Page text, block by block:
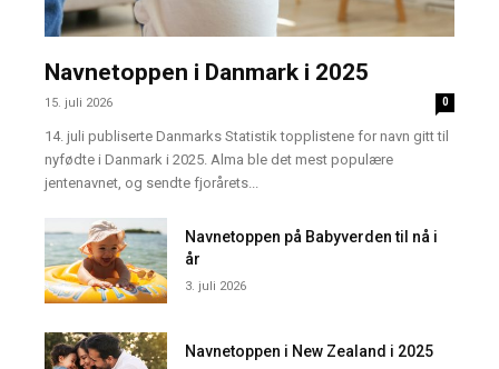
Navnetoppen i Danmark i 2025
15. juli 2026 0
14. juli publiserte Danmarks Statistik topplistene for navn gitt til
nyfødte i Danmark i 2025. Alma ble det mest populære
jentenavnet, og sendte fjorårets...
Navnetoppen på Babyverden til nå i
år
3. juli 2026
Navnetoppen i New Zealand i 2025